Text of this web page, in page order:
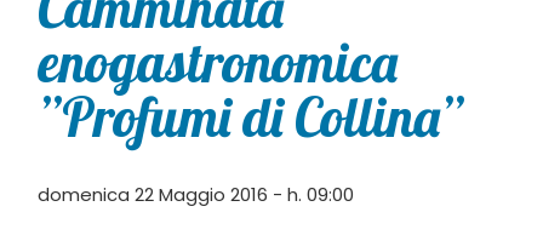
enogastronomica
”Profumi di Collina”
domenica 22 Maggio 2016 - h. 09:00